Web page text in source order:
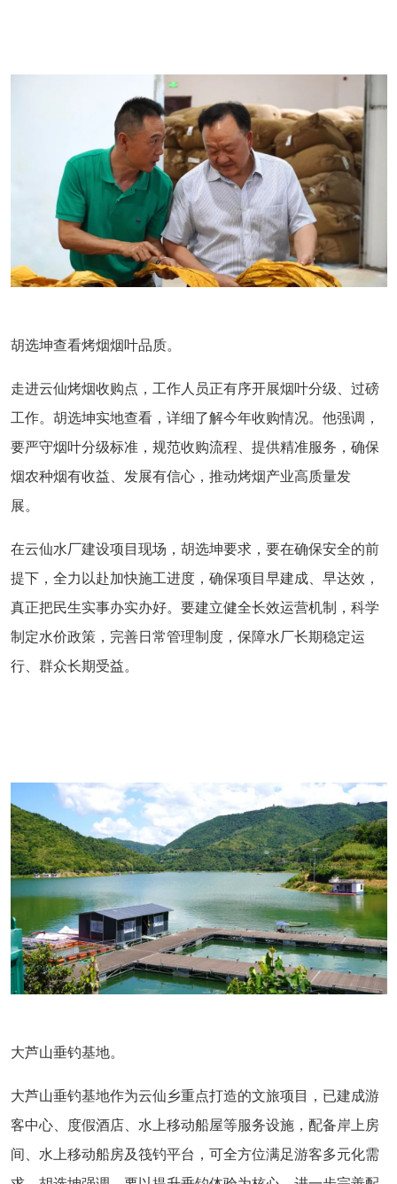
胡选坤查看烤烟烟叶品质。
走进云仙烤烟收购点，工作人员正有序开展烟叶分级、过磅
工作。胡选坤实地查看，详细了解今年收购情况。他强调，
要严守烟叶分级标准，规范收购流程、提供精准服务，确保
烟农种烟有收益、发展有信心，推动烤烟产业高质量发
展。
在云仙水厂建设项目现场，胡选坤要求，要在确保安全的前
提下，全力以赴加快施工进度，确保项目早建成、早达效，
真正把民生实事办实办好。要建立健全长效运营机制，科学
制定水价政策，完善日常管理制度，保障水厂长期稳定运
行、群众长期受益。
大芦山垂钓基地。
大芦山垂钓基地作为云仙乡重点打造的文旅项目，已建成游
客中心、度假酒店、水上移动船屋等服务设施，配备岸上房
间、水上移动船房及筏钓平台，可全方位满足游客多元化需